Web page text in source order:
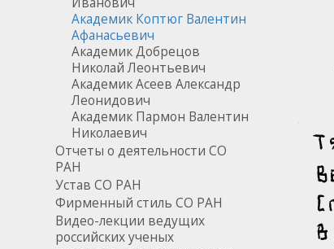
Академик Коптюг Валентин
Афанасьевич
Академик Добрецов
Николай Леонтьевич
Академик Асеев Александр
Леонидович
Академик Пармон Валентин
Николаевич
Отчеты о деятельности СО
РАН
Устав СО РАН
Фирменный стиль СО РАН
Видео-лекции ведущих
российских ученых